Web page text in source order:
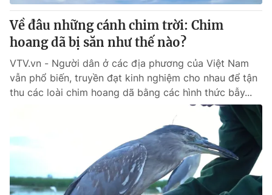
Tư vấn
Chuyên mục khác
Emagazine Podcast
Photo Infographic
Shorts video
VTV Money VTV Thể thao
VTV Sức khoẻ Bất động sản
Về đâu những cánh chim trời: Chim
hoang dã bị săn như thế nào?
VTV.vn - Người dân ở các địa phương của Việt Nam
vẫn phổ biến, truyền đạt kinh nghiệm cho nhau để tận
thu các loài chim hoang dã bằng các hình thức bẫy...